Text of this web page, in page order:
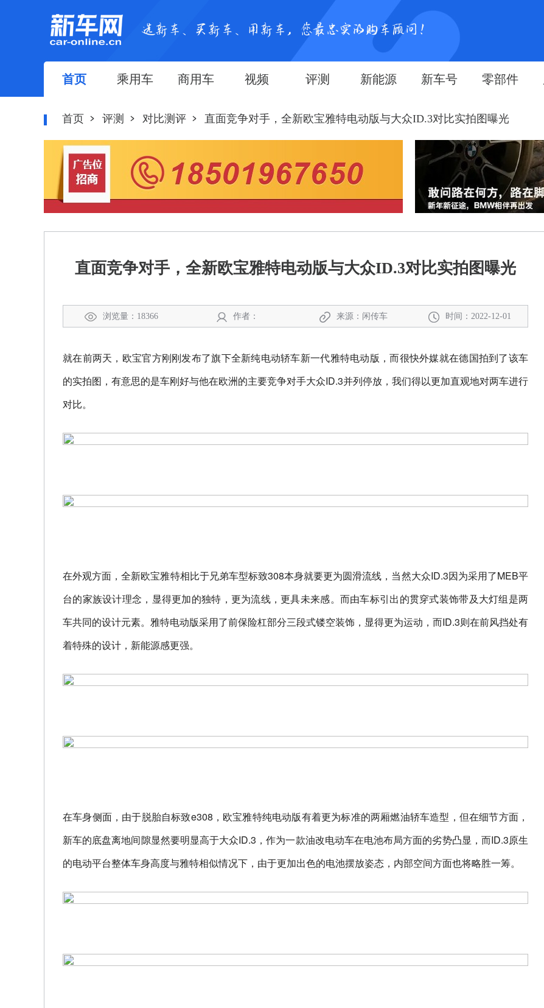
首页 乘用车 商用车 视频 评测 新能源 新车号 零部件
首页 评测 对比测评 直面竞争对手，全新欧宝雅特电动版与大众ID.3对比实拍图曝光
直面竞争对手，全新欧宝雅特电动版与大众ID.3对比实拍图曝光
浏览量：18366 作者： 来源：闲传车 时间：2022-12-01
就在前两天，欧宝官方刚刚发布了旗下全新纯电动轿车新一代雅特电动版，而很快外媒就在德国拍到了该车
的实拍图，有意思的是车刚好与他在欧洲的主要竞争对手大众ID.3并列停放，我们得以更加直观地对两车进行
对比。
在外观方面，全新欧宝雅特相比于兄弟车型标致308本身就要更为圆滑流线，当然大众ID.3因为采用了MEB平
台的家族设计理念，显得更加的独特，更为流线，更具未来感。而由车标引出的贯穿式装饰带及大灯组是两
车共同的设计元素。雅特电动版采用了前保险杠部分三段式镂空装饰，显得更为运动，而ID.3则在前风挡处有
着特殊的设计，新能源感更强。
在车身侧面，由于脱胎自标致e308，欧宝雅特纯电动版有着更为标准的两厢燃油轿车造型，但在细节方面，
新车的底盘离地间隙显然要明显高于大众ID.3，作为一款油改电动车在电池布局方面的劣势凸显，而ID.3原生
的电动平台整体车身高度与雅特相似情况下，由于更加出色的电池摆放姿态，内部空间方面也将略胜一筹。